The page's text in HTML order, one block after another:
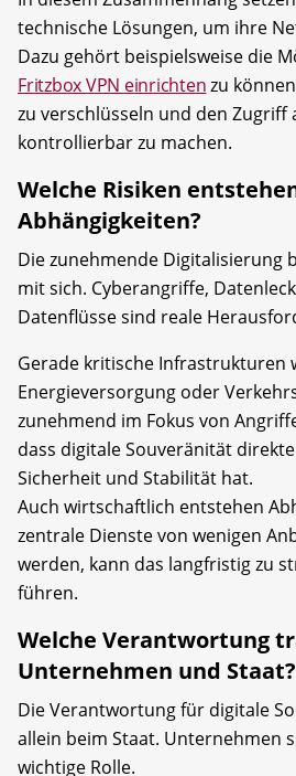
technische Lösungen, um ihre
Dazu gehört beispielsweise die
Fritzbox VPN einrichtenzu
zu verschlüsseln und den Zugriff
kontrollierbar zu machen.
Welche Risiken
Abhängigkeiten?
Die zunehmende Digitalisierung
mit sich. Cyberangriffe,
Datenflüsse sind reale
Gerade kritische Infrastrukturen
Energieversorgung oder
zunehmend im Fokus von
dass digitale Souveränität
Sicherheit und Stabilität hat.
Auch wirtschaftlich entstehen
zentrale Dienste von wenigen
werden, kann das langfristig zu
führen.
Welche Verantwortung
Unternehmen und Staat?
Die Verantwortung für digitale
allein beim Staat. Unternehmen
wichtige Rolle.